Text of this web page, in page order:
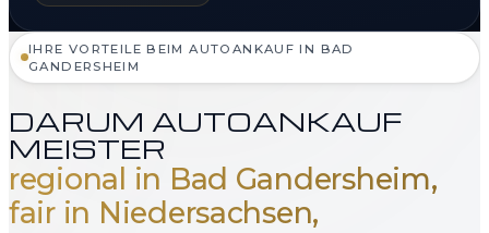
IHRE VORTEILE BEIM AUTOANKAUF IN BAD
GANDERSHEIM
DARUM AUTOANKAUF
MEISTER
regional in Bad Gandersheim,
fair in Niedersachsen,